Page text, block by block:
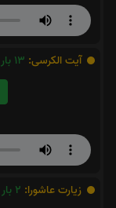
آیت الکرسی: 13 بار
زیارت عاشورا: 2 بار